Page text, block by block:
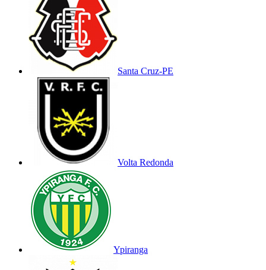
Santa Cruz-PE
Volta Redonda
Ypiranga